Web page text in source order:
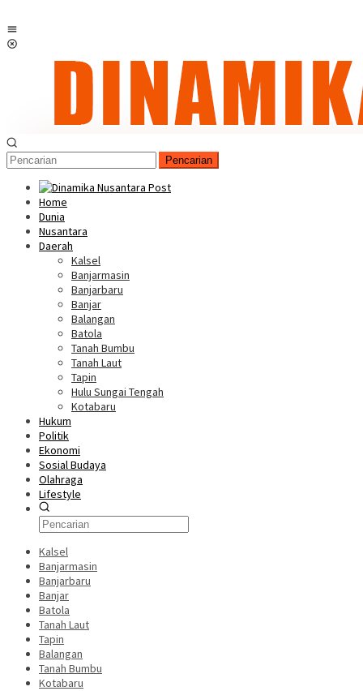
Pencarian
Home
Dunia
Nusantara
Daerah
Kalsel
Banjarmasin
Banjarbaru
Banjar
Balangan
Batola
Tanah Bumbu
Tanah Laut
Tapin
Hulu Sungai Tengah
Kotabaru
Hukum
Politik
Ekonomi
Sosial Budaya
Olahraga
Lifestyle
Kalsel
Banjarmasin
Banjarbaru
Banjar
Batola
Tanah Laut
Tapin
Balangan
Tanah Bumbu
Kotabaru